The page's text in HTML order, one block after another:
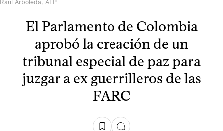
Raúl Arboleda, AFP
El Parlamento de Colombia
aprobó la creación de un
tribunal especial de paz para
juzgar a ex guerrilleros de las
FARC